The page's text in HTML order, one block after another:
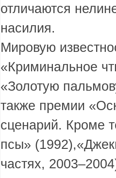
отличаются
насилия.
Мировую
«Криминальное
«Золотую
также премии
сценарий. Кроме
псы»
частях,